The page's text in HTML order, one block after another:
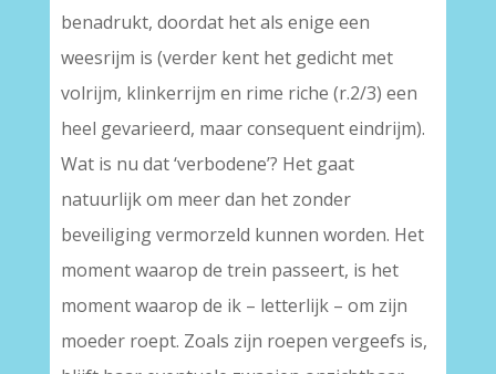
benadrukt, doordat het als enige een
weesrijm is (verder kent het gedicht met
volrijm, klinkerrijm en rime riche (r.2/3) een
heel gevarieerd, maar consequent eindrijm).
Wat is nu dat ‘verbodene’? Het gaat
natuurlijk om meer dan het zonder
beveiliging vermorzeld kunnen worden. Het
moment waarop de trein passeert, is het
moment waarop de ik – letterlijk – om zijn
moeder roept. Zoals zijn roepen vergeefs is,